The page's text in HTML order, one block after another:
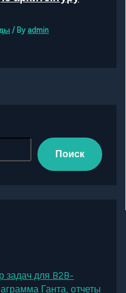
/ By admin
Поиск
для B2B-
Ганта, отчеты